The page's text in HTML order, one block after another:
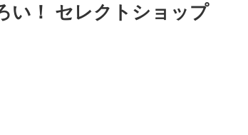
い！ セレクトショップ